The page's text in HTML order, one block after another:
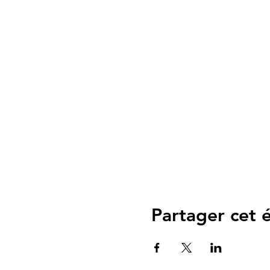
Partager cet